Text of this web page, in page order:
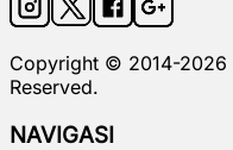
Copyright © 2014-2026
Reserved.
NAVIGASI